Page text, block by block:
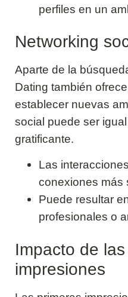
perfiles en un
Networking
Aparte de la
Dating también
establecer nuevas
social puede ser
gratificante.
Las
conexiones más
Puede resultar
profesionales o
Impacto de
impresiones